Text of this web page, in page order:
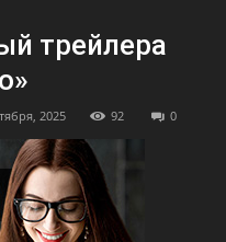
трейлера
2025 92 0